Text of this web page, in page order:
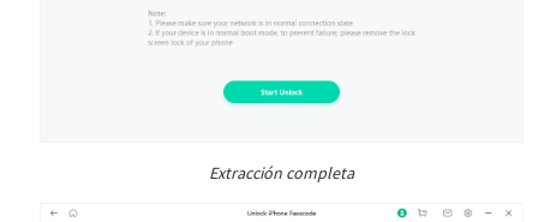
Extracción completa